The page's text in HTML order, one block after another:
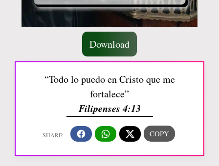
Download
“Todo lo puedo en Cristo que me
fortalece”
Filipenses 4:13